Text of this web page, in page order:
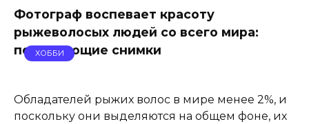
Фотограф воспевает красоту
рыжеволосых людей со всего мира:
потрясающие снимки
ХОББИ
Обладателей рыжих волос в мире менее 2%, и
поскольку они выделяются на общем фоне, их